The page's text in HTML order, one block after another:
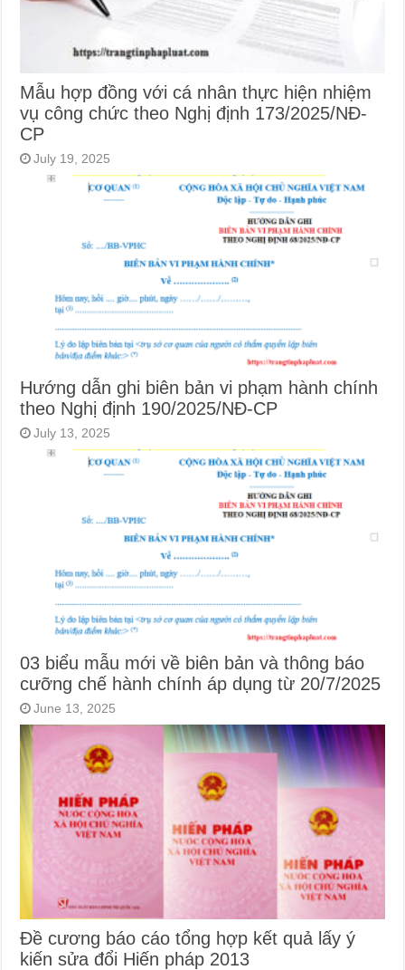
Mẫu hợp đồng với cá nhân thực hiện nhiệm
vụ công chức theo Nghị định 173/2025/NĐ-
CP
July 19, 2025
Hướng dẫn ghi biên bản vi phạm hành chính
theo Nghị định 190/2025/NĐ-CP
July 13, 2025
03 biểu mẫu mới về biên bản và thông báo
cưỡng chế hành chính áp dụng từ 20/7/2025
June 13, 2025
Đề cương báo cáo tổng hợp kết quả lấy ý
kiến sửa đổi Hiến pháp 2013